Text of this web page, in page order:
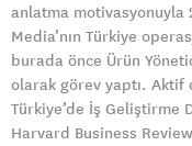
anlatma motivasyonuyla
Media’nın Türkiye
burada önce Ürün
olarak görev yaptı. Aktif
Türkiye’de İş Geliştirme
Harvard Business